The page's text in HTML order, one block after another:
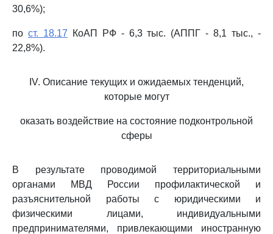
30,6%);
по ст. 18.17 КоАП РФ - 6,3 тыс. (АППГ - 8,1 тыс., -
22,8%).
IV. Описание текущих и ожидаемых тенденций,
которые могут
оказать воздействие на состояние подконтрольной
сферы
В результате проводимой территориальными
органами МВД России профилактической и
разъяснительной работы с юридическими и
физическими лицами, индивидуальными
предпринимателями, привлекающими иностранную